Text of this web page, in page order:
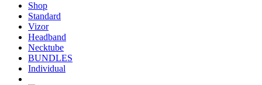
Shop
Standard
Vizor
Headband
Necktube
BUNDLES
Individual